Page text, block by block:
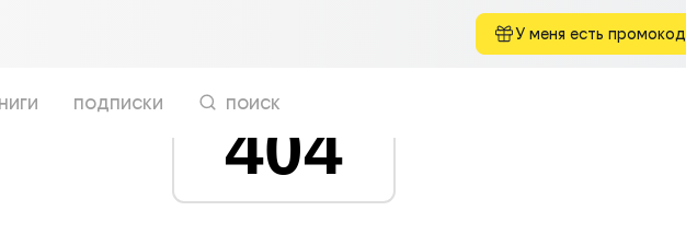
У меня есть промокод
подписки поиск
404